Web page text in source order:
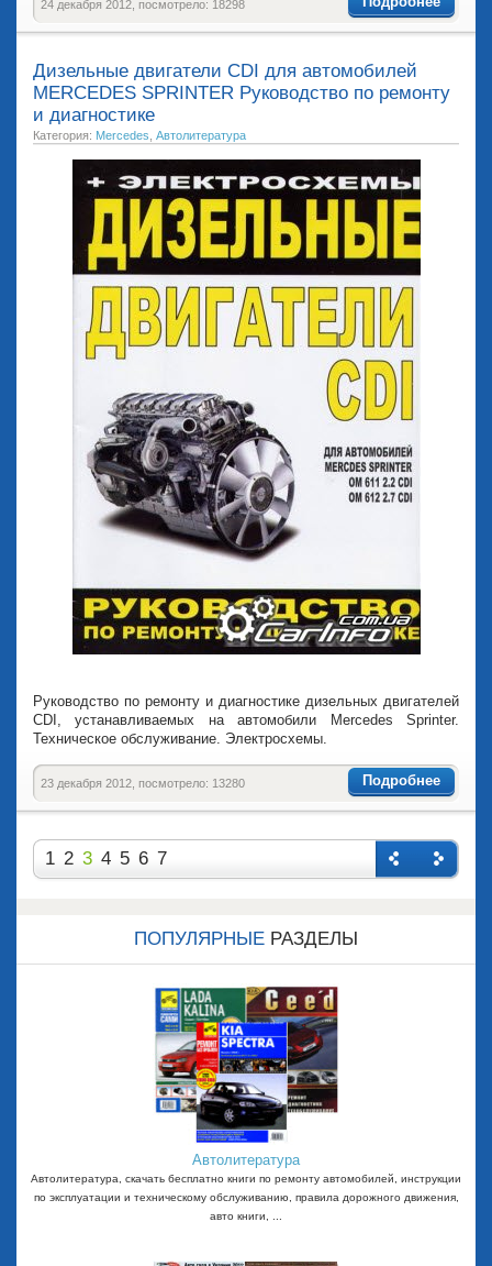
24 декабря 2012, посмотрело: 18298
Дизельные двигатели CDI для автомобилей
MERCEDES SPRINTER Руководство по ремонту
и диагностике
Категория: Mercedes Автолитература
Руководство по ремонту и диагностике дизельных двигателей
CDI, устанавливаемых на автомобили Mercedes Sprinter.
Техническое обслуживание. Электросхемы.
Подробнее
23 декабря 2012, посмотрело: 13280
1 2 3 4 5 6 7
ПОПУЛЯРНЫЕ РАЗДЕЛЫ
Автолитература
Автолитература, скачать бесплатно книги по ремонту автомобилей, инструкции
по эксплуатации и техническому обслуживанию, правила дорожного движения,
авто книги, ...